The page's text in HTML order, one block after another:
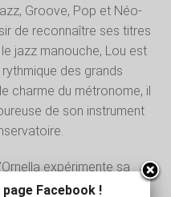
Groove, Pop et Néo-
de reconnaître ses titres
jazz manouche, Lou est
des grands
charme du métronome, il
de son instrument
expérimente sa
de la scène
Facebook !